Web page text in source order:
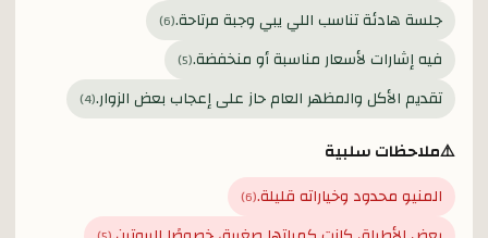
جلسة هادئة تناسب اللي يبي وجبة مرتاحة.(
6
)
فيه إشارات لأسعار مناسبة أو منخفضة.(
5
)
تقديم الأكل والمظهر العام حاز على إعجاب بعض الزوار.(
4
)
⚠️ملاحظات سلبية
المنيو محدود وخياراته قليلة.(
6
)